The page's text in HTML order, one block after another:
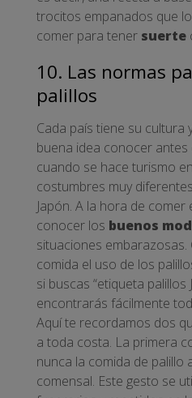
trocitos empanados que
comer para tener suerte
10. Las normas
palillos
Cada país tiene su cultura
buena idea conocer
cuando se hace turismo
costumbres muy
Japón. A la hora de
conocer los buenos
situaciones embarazosas.
comida el uso de los
si buscas “etiqueta palillos
encontrarás fácilmente
Aquí te recordamos dos
a toda costa. La primera
nunca la comida de palillo
comensal. Este gesto se